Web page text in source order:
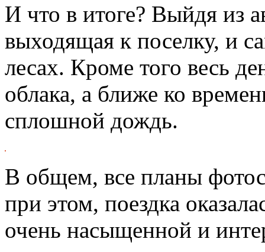
И что в итоге? Выйдя из
выходящая к поселку, и
лесах. Кроме того весь
облака, а ближе ко
сплошной дождь.
В общем, все планы
при этом, поездка
очень насыщенной и